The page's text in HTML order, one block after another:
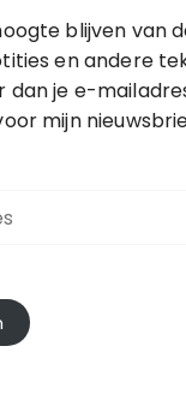
blijven van
en andere
dan je e-
mijn